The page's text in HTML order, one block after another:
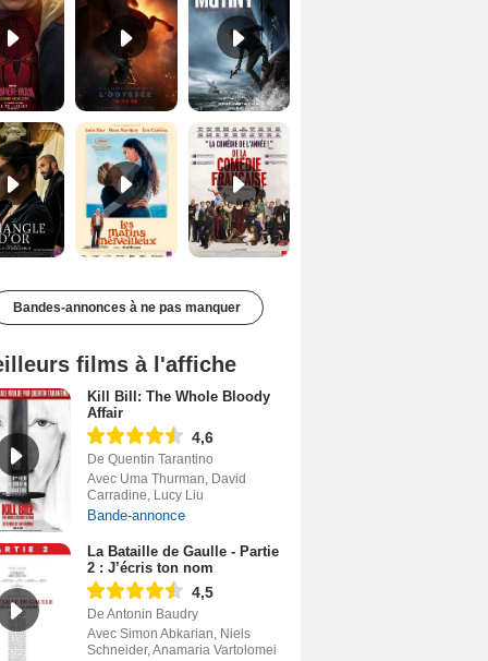
Les Matins merveilleux Bande-annonce VF De la Comédie-Française Teaser VF
Bandes-annonces à ne pas manquer
films à l'affiche
Kill Bill: The Whole Bloody
Affair
4,6
De Quentin Tarantino
Avec Uma Thurman, David
Carradine, Lucy Liu
Bande-annonce
La Bataille de Gaulle - Partie
2 : J’écris ton nom
4,5
De Antonin Baudry
Avec Simon Abkarian, Niels
Schneider, Anamaria Vartolomei